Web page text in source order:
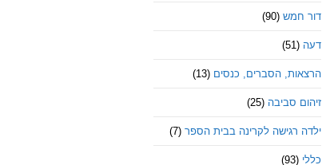
דור חמש (90)
דעה (51)
הרצאות, הסברים, כנסים (13)
זיהום סביבה (25)
ילדה רגישה לקרינה בבית הספר (7)
כללי (93)